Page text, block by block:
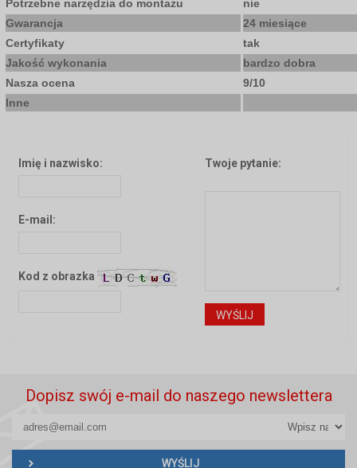
Potrzebne narzędzia do montażu
nie
Gwarancja
24 miesiące
Certyfikaty
tak
Jakość wykonania
bardzo dobra
Nasza ocena
9/10
Inne
Imię i nazwisko:
E-mail:
Kod z obrazka
Twoje pytanie:
Dopisz swój e-mail do naszego newslettera